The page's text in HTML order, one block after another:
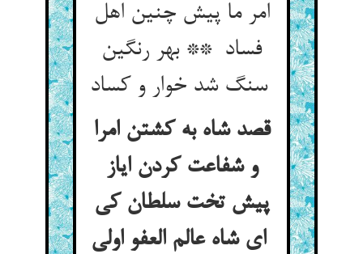
امر ما پیش چنین اهل
فساد ** بهر رنگین
سنگ شد خوار و کساد
قصد شاه به کشتن امرا
و شفاعت کردن ایاز
پیش تخت سلطان کی
ای شاه عالم العفو اولی